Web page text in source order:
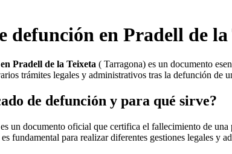
defunción en Pradell de la
Pradell de la Teixeta ( Tarragona) es un documento
trámites legales y administrativos tras la defunción
de defunción y para qué sirve?
es un documento oficial que certifica el fallecimiento de
fundamental para realizar diferentes gestiones legales y